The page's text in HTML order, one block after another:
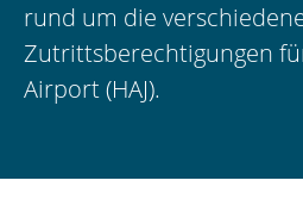
rund um die
Zutrittsberechtigungen
Airport (HAJ).